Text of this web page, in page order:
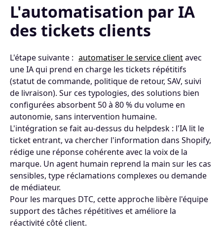
L'automatisation par IA
des tickets clients
L'étape suivante : automatiser le service clientavec
une IA qui prend en charge les tickets répétitifs
(statut de commande, politique de retour, SAV, suivi
de livraison). Sur ces typologies, des solutions bien
configurées absorbent 50 à 80 % du volume en
autonomie, sans intervention humaine.
L'intégration se fait au-dessus du helpdesk : l'IA lit le
ticket entrant, va chercher l'information dans Shopify,
rédige une réponse cohérente avec la voix de la
marque. Un agent humain reprend la main sur les cas
sensibles, type réclamations complexes ou demande
de médiateur.
Pour les marques DTC, cette approche libère l'équipe
support des tâches répétitives et améliore la
réactivité côté client.